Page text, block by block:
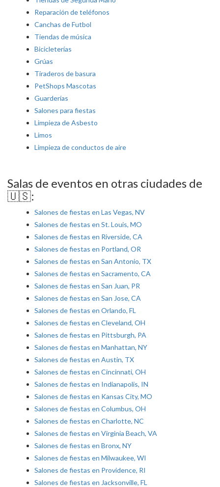
Reparación de teléfonos
Canchas de Futbol
Tiendas de música
Bicicleterías
Grúas
Tiraderos de basura
PetShops Mascotas
Guarderías
Salones para fiestas
Limpieza de Asbesto
Limos
Limpieza de conductos de aire
Salas de eventos en otras ciudades de
🇺🇸:
Salones de fiestas en Las Vegas, NV
Salones de fiestas en St. Louis, MO
Salones de fiestas en Riverside, CA
Salones de fiestas en Portland, OR
Salones de fiestas en San Antonio, TX
Salones de fiestas en Sacramento, CA
Salones de fiestas en San Juan, PR
Salones de fiestas en San Jose, CA
Salones de fiestas en Orlando, FL
Salones de fiestas en Cleveland, OH
Salones de fiestas en Pittsburgh, PA
Salones de fiestas en Manhattan, NY
Salones de fiestas en Austin, TX
Salones de fiestas en Cincinnati, OH
Salones de fiestas en Indianapolis, IN
Salones de fiestas en Kansas City, MO
Salones de fiestas en Columbus, OH
Salones de fiestas en Charlotte, NC
Salones de fiestas en Virginia Beach, VA
Salones de fiestas en Bronx, NY
Salones de fiestas en Milwaukee, WI
Salones de fiestas en Providence, RI
Salones de fiestas en Jacksonville, FL